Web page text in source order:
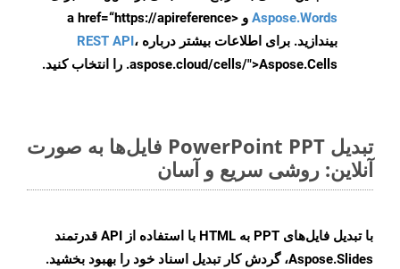
Aspose.Words
و <a href=“https://apireference
بیندازید. برای اطلاعات بیشتر درباره REST API،
.aspose.cloud/cells/">Aspose.Cells را انتخاب کنید.
تبدیل PowerPoint PPT فایل‌ها به صورت
آنلاین: روشی سریع و آسان
با تبدیل فایل‌های PPT به HTML با استفاده از API قدرتمند
Aspose.Slides، گردش کار تبدیل اسناد خود را بهبود بخشید.